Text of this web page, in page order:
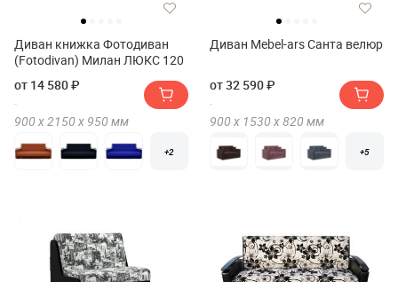
Диван книжка Фотодиван
(Fotodivan) Милан ЛЮКС 120
от 14 580 ₽
900 х2150 х 950 мм
+2
Диван Mebel-ars Санта велюр
от 32 590 ₽
900 х 1530 х820 мм
+5